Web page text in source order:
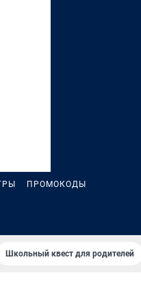
ПРОМОКОДЫ
Школьный квест для родителей